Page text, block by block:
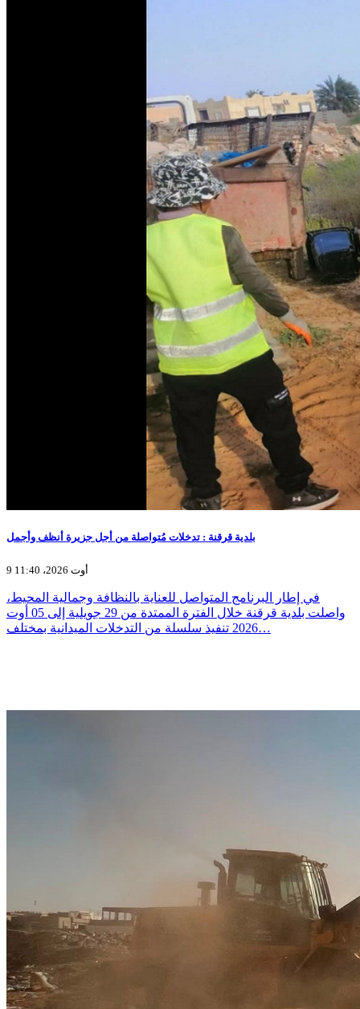
بلدية قرقنة : تدخلات مُتواصلة من أجل جزيرة أنظف وأجمل
9 أوت 2026، 11:40
في إطار البرنامج المتواصل للعناية بالنظافة وجمالية المحيط،
واصلت بلدية قرقنة خلال الفترة الممتدة من 29 جويلية إلى 05 أوت
2026 تنفيذ سلسلة من التدخلات الميدانية بمختلف…